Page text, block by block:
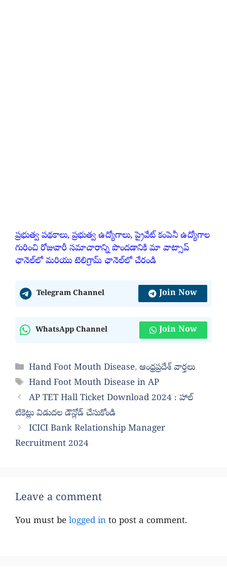
ప్రభుత్వ పథకాలు, ప్రభుత్వ ఉద్యోగాలు, ప్రైవేట్ కంపెనీ ఉద్యోగాల
గురించి రోజువారీ సమాచారాన్ని పొందడానికి మా వాట్సాప్
ఛానెల్‌లో మరియు టెలిగ్రామ్ ఛానెల్‌లో చేరండి
Telegram Channel Join Now
WhatsApp Channel Join Now
Categories
Hand Foot Mouth Disease,ఆంధ్రప్రదేశ్ వార్తలు
Tags
Hand Foot Mouth Disease in AP
AP TET Hall Ticket Download 2024 : హాల్
టికెట్లు విడుదల డౌన్లోడ్ చేసుకోండి
ICICI Bank Relationship Manager
Recruitment 2024
Leave a comment
You must be logged in to post a comment.